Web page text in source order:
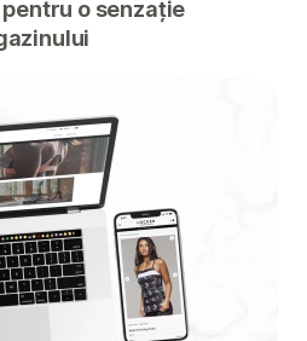
o senzație